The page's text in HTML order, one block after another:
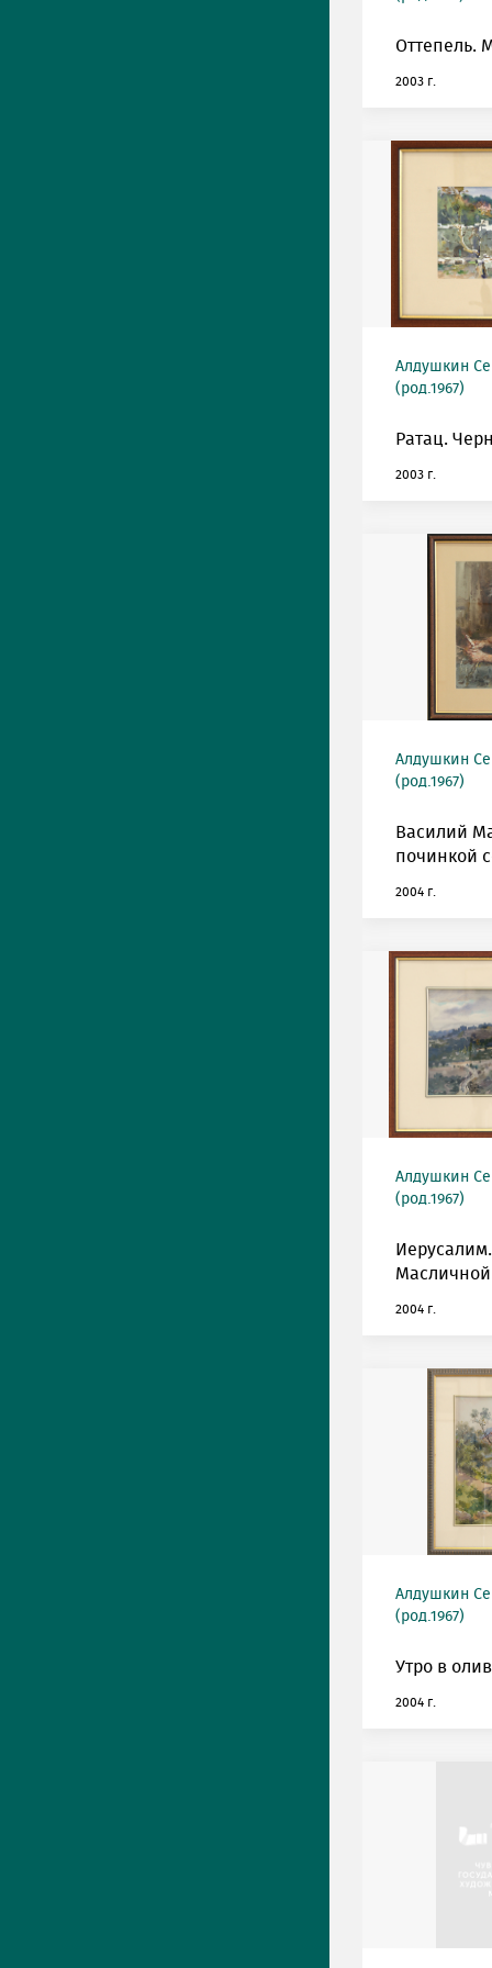
Оттепель.
2003 г.
Алдушкин
(род.1967)
Ратац.
2003 г.
Алдушкин
(род.1967)
Василий
починкой
2004 г.
Алдушкин
(род.1967)
2004 г.
Алдушкин
(род.1967)
Утро в
2004 г.